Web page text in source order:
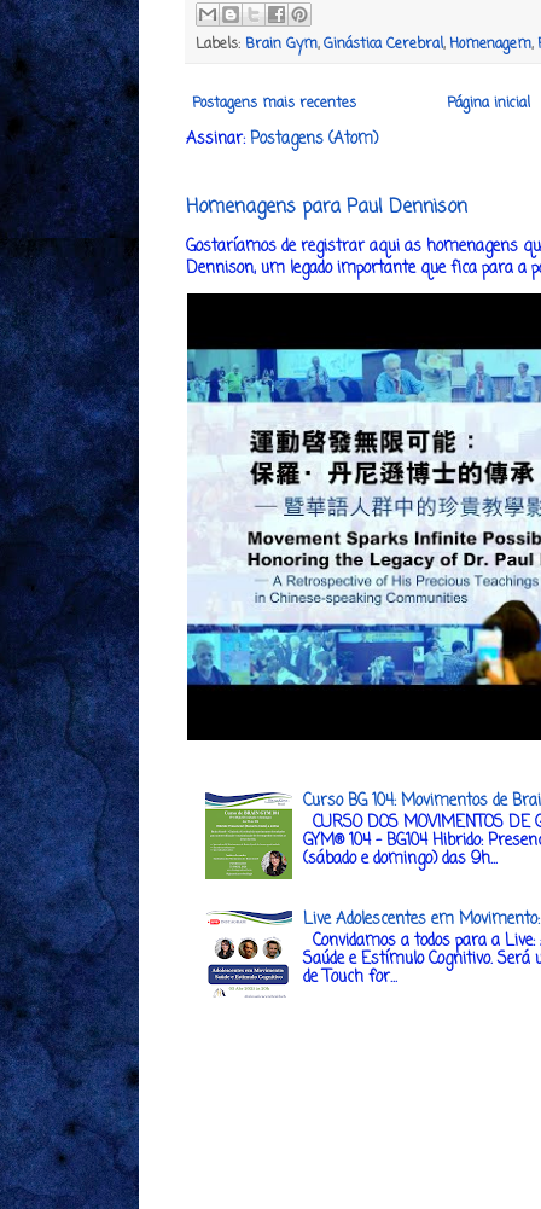
Labels: Brain Gym,Ginástica Cerebral,Homenagem,
Postagens mais recentes Página inicial
Assinar:Postagens (Atom)
Homenagens para Paul Dennison
Gostaríamos de registrar aqui as homenagens
Dennison, um legado importante que fica para a
Curso BG 104: Movimentos de
CURSO DOS MOVIMENTOS DE
GYM® 104 - BG104 Hibrido:
(sábado e domingo) das 9h...
Live Adolescentes em
Convidamos a todos para a
Saúde e Estímulo Cognitivo.
de Touch for...